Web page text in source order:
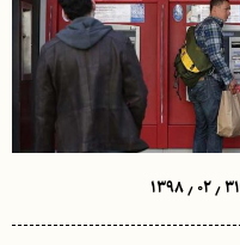
۳۱ ٫ ۰۲ ٫ ۱۳۹۸